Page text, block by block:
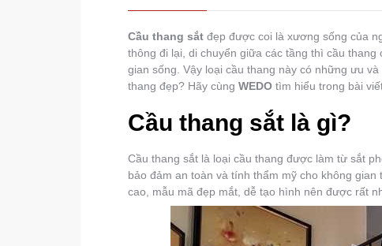
Cầu thang sắt đẹp được coi là xương sống của
thông đi lại, di chuyển giữa các tầng thì cầu
gian sống. Vậy loại cầu thang này có những ưu
thang đẹp? Hãy cùng WEDO tìm hiểu trong bài
Cầu thang sắt là gì?
Cầu thang sắt là loại cầu thang được làm từ sắt
bảo đảm an toàn và tính thẩm mỹ cho không
cao, mẫu mã đẹp mắt, dễ tạo hình nên được rất